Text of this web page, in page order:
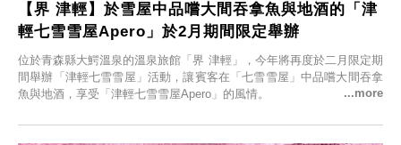
【界 津輕】於雪屋中品嚐大間吞拿魚與地酒的「津
輕七雪雪屋Apero」於2月期間限定舉辦
位於青森縣大鰐溫泉的溫泉旅館「界 津輕」，今年將再度於二月限定期
間舉辦「津輕七雪雪屋」活動，讓賓客在「七雪雪屋」中品嚐大間吞拿
魚與地酒，享受「津輕七雪雪屋Apero」的風情。